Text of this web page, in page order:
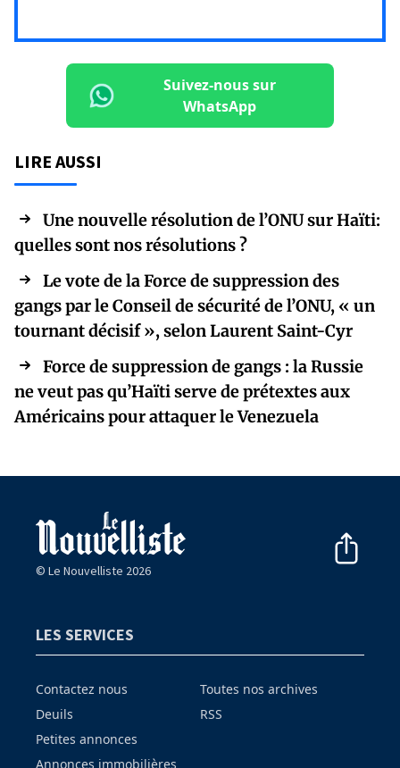
Suivez-nous sur
WhatsApp
LIRE AUSSI
Une nouvelle résolution de l’ONU sur Haïti:
quelles sont nos résolutions ?
Le vote de la Force de suppression des
gangs par le Conseil de sécurité de l’ONU, « un
tournant décisif », selon Laurent Saint-Cyr
Force de suppression de gangs : la Russie
ne veut pas qu’Haïti serve de prétextes aux
Américains pour attaquer le Venezuela
© Le Nouvelliste 2026
LES SERVICES
Contactez nous
Deuils
Petites annonces
Annonces immobilières
Toutes nos archives
RSS